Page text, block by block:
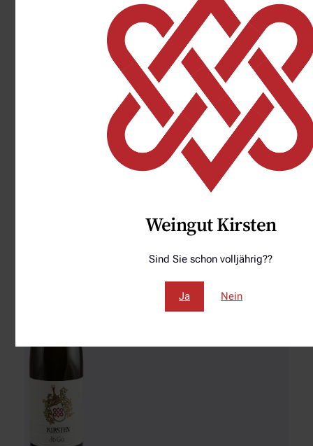
Weingut Kirsten
Sind Sie schon volljährig??
Ja Nein
2022 Piesporter Goldtröpfchen Riesling
In den Warenkorb